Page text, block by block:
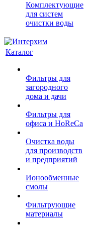
Комплектующие
для систем
очистки воды
Каталог
Фильтры для
загородного
дома и дачи
Фильтры для
офиса и HoReCa
Очистка воды
для производств
и предприятий
Ионообменные
смолы
Фильтрующие
материалы